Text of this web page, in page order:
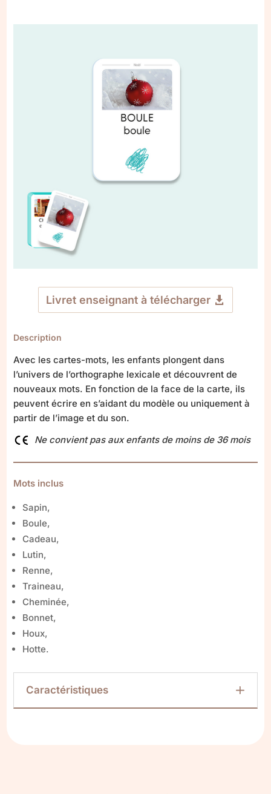
Livret enseignant à télécharger
Description
Avec les cartes-mots, les enfants plongent dans
l’univers de l’orthographe lexicale et découvrent de
nouveaux mots. En fonction de la face de la carte, ils
peuvent écrire en s’aidant du modèle ou uniquement à
partir de l’image et du son.
Ne convient pas aux enfants de moins de 36 mois
Mots inclus
Sapin,
Boule,
Cadeau,
Lutin,
Renne,
Traineau,
Cheminée,
Bonnet,
Houx,
Hotte.
Caractéristiques